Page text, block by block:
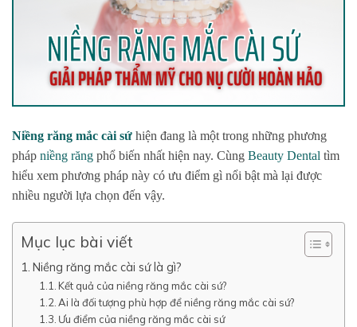
Niềng răng mắc cài sứ hiện đang là một trong những phương
pháp niềng răng phổ biến nhất hiện nay. Cùng Beauty Dental tìm
hiểu xem phương pháp này có ưu điểm gì nổi bật mà lại được
nhiều người lựa chọn đến vậy.
Mục lục bài viết
Niềng răng mắc cài sứ là gì?
Kết quả của niềng răng mắc cài sứ?
Ai là đối tượng phù hợp để niềng răng mắc cài sứ?
Ưu điểm của niềng răng mắc cài sứ